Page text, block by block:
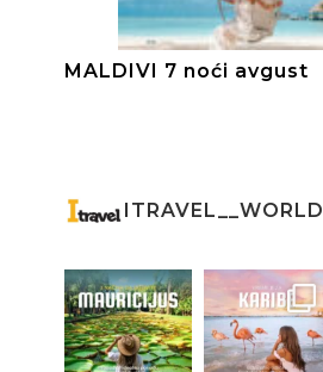
MALDIVI 7 noći avgust
ITRAVEL__WORLD